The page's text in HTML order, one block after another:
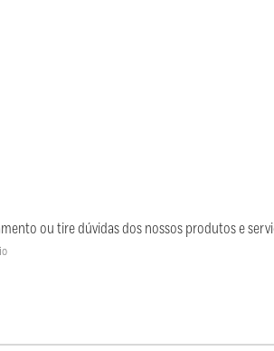
ou tire dúvidas dos nossos produtos e